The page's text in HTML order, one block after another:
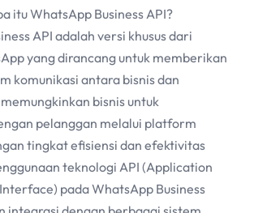
itu WhatsApp Business API?
API adalah versi khusus dari
yang dirancang untuk memberikan
komunikasi antara bisnis dan
bisnis untuk
pelanggan melalui platform
tingkat efisiensi dan efektivitas
teknologi API (Application
pada WhatsApp Business